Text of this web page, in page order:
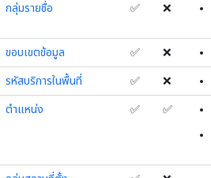
กลุ่มรายชื่อ ✅ ❌
ขอบเขตข้อมูล ✅ ❌
รหัสบริการในพื้นที่ ✅ ❌
ตำแหน่ง ✅ ✅